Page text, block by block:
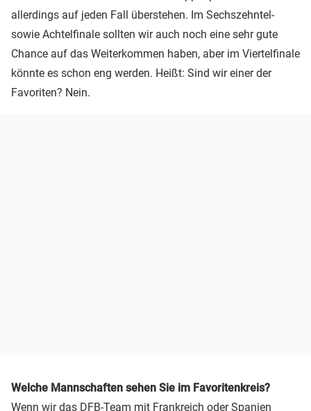
allerdings auf jeden Fall überstehen. Im Sechszehntel-
sowie Achtelfinale sollten wir auch noch eine sehr gute
Chance auf das Weiterkommen haben, aber im Viertelfinale
könnte es schon eng werden. Heißt: Sind wir einer der
Favoriten? Nein.
Welche Mannschaften sehen Sie im Favoritenkreis?
Wenn wir das DFB-Team mit Frankreich oder Spanien